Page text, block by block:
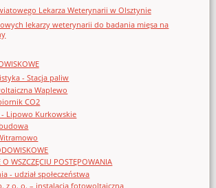
Lekarza Weterynarii w Olsztynie
lekarzy weterynarii do badania mięsa na
- Stacja paliw
Waplewo
CO2
- Lipowo Kurkowskie
O WSZCZĘCIU POSTĘPOWANIA
- udział społeczeństwa
z o. o. – instalacja fotowoltaiczna